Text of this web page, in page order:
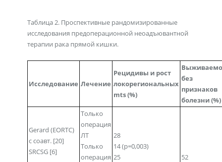
Таблица 2. Проспективные рандомизированные
исследования предоперационной неоадъювантной
терапии рака прямой кишки.
Исследование Лечение
Рецидивы и рост
локорегиональных
mts (%)
без
признаков
болезни (%)
Gerard (EORTC)
с соавт. [20]
SRCSG [6]
Только
операция
ЛТ
Только
операция
28
14 (р=0,003)
25
52